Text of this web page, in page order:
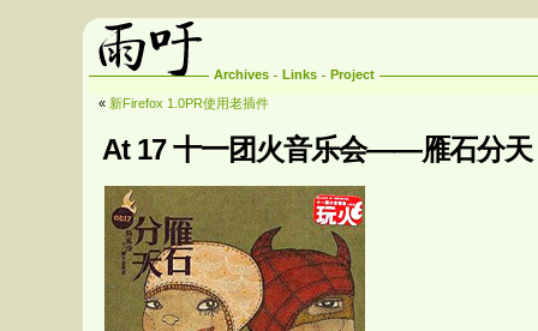
Archives Links
Project
« 新Firefox 1.0PR使用老插件
At 17 十一团火音乐会——雁石分天